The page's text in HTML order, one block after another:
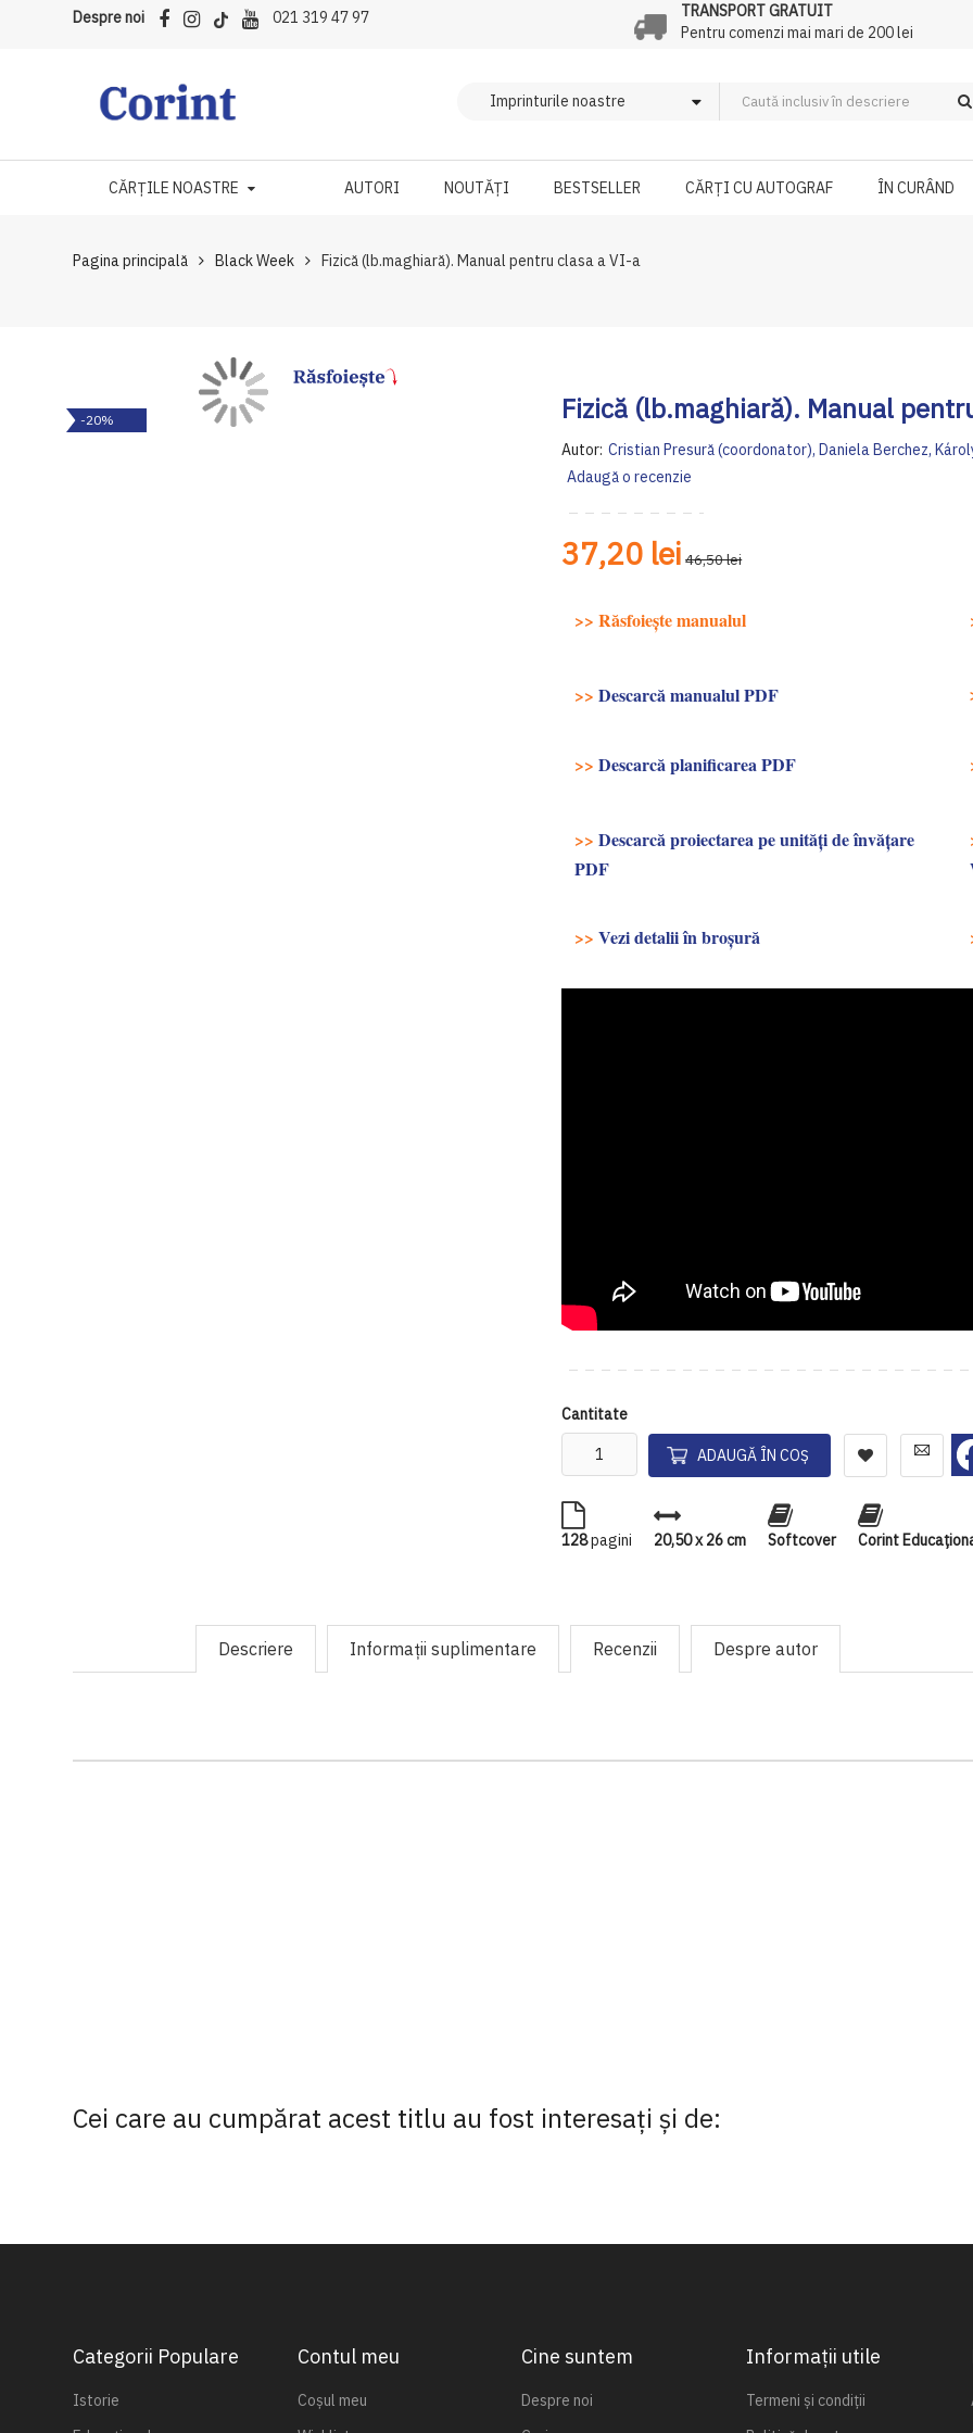
Despre noi 021 319 47 97
TRANSPORT GRATUIT
Pentru comenzi mai mari de 200 lei
CĂRȚILE NOASTRE AUTORI NOUTĂȚI BESTSELLER CĂRȚI CU AUTOGRAF ÎN CURÂND
Pagina principală Black Week Fizică (lb.maghiară). Manual pentru clasa a VI-a
Fizică (lb.maghiară). Manual
Autor: Cristian Presură (coordonator), Daniela Berchez,
Adaugă o recenzie
37,20 lei 46,50 lei
>> Răsfoiește manualul
>> Descarcă manualul PDF
>> Descarcă planificarea PDF
>> Descarcă proiectarea pe unități de învățare
PDF
>> Vezi detalii în broşură
Cantitate
ADAUGĂ ÎN COȘ
128pagini 20,50 x 26 cm Softcover Corint
to-20%
Descriere Informaţii suplimentare Recenzii Despre autor
Cei care au cumpărat acest titlu au fost interesaţi şi de:
Categorii Populare
Istorie
Contul meu
Coșul meu
Cine suntem
Despre noi
Informații utile
Termeni și condiții